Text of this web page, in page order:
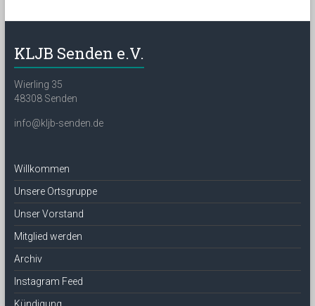
KLJB Senden e.V.
Wierling 35
48308 Senden
info@kljb-senden.de
Willkommen
Unsere Ortsgruppe
Unser Vorstand
Mitglied werden
Archiv
Instagram Feed